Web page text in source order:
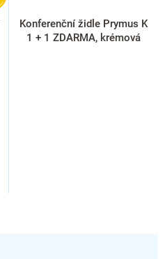
Konferenční židle Prymus K
1 + 1 ZDARMA, krémová